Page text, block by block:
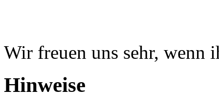
Wir freuen uns sehr, wenn
Hinweise